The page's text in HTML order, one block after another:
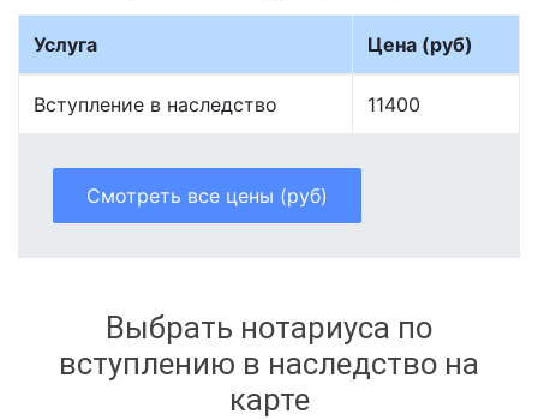
Услуга Цена (руб)
Вступление в наследство 11400
Смотреть все цены (руб)
Выбрать нотариуса по
вступлению в наследство на
карте